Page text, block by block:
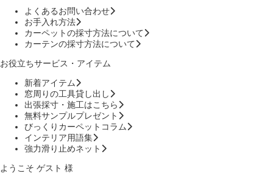
よくあるお問い合わせ
お手入れ方法
カーペットの採寸方法について
カーテンの採寸方法について
お役立ちサービス・アイテム
新着アイテム
窓周りの工具貸し出し
出張採寸・施工はこちら
無料サンプルプレゼント
びっくりカーペットコラム
インテリア用語集
強力滑り止めネット
ようこそ ゲスト 様